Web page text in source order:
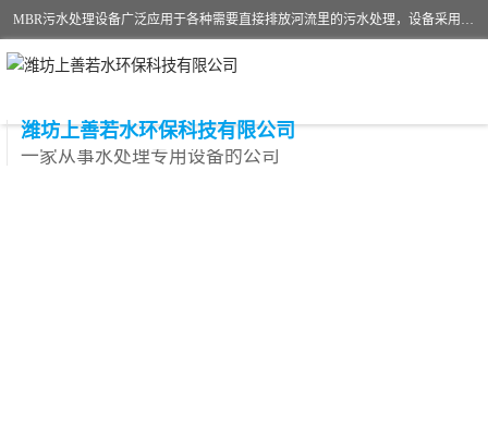
MBR污水处理设备广泛应用于各种需要直接排放河流里的污水处理，设备采用膜生物反应器（Membrane Bioreactor,简称MBR〕技术，取代了传统工艺中的二沉池，它可以*地进行固液分离，得到直接使用的稳定中水，又可在生物池内维持高浓度的微生物量，工艺剩余污泥少，极有效地去除氨氮，出水悬浮物和浊度接近于零，出水中细菌和病毒被大幅度去除，能耗低，占地面积小。
潍坊上善若水环保科技有限公司
一家从事水处理专用设备的公司